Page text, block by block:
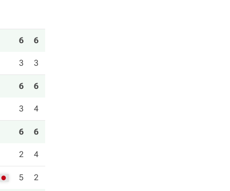
6 6
3 3
6 6
3 4
6 6
2 4
5 2